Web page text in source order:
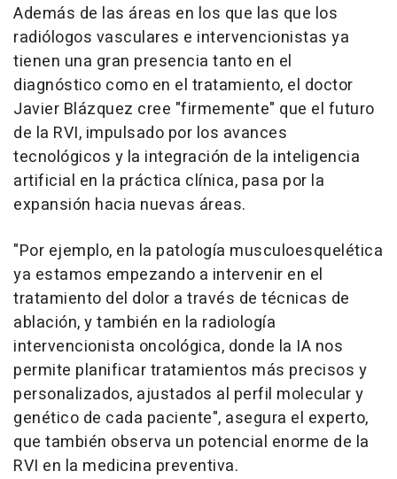
Además de las áreas en los que las que los
radiólogos vasculares e intervencionistas ya
tienen una gran presencia tanto en el
diagnóstico como en el tratamiento, el doctor
Javier Blázquez cree "firmemente" que el futuro
de la RVI, impulsado por los avances
tecnológicos y la integración de la inteligencia
artificial en la práctica clínica, pasa por la
expansión hacia nuevas áreas.
"Por ejemplo, en la patología musculoesquelética
ya estamos empezando a intervenir en el
tratamiento del dolor a través de técnicas de
ablación, y también en la radiología
intervencionista oncológica, donde la IA nos
permite planificar tratamientos más precisos y
personalizados, ajustados al perfil molecular y
genético de cada paciente", asegura el experto,
que también observa un potencial enorme de la
RVI en la medicina preventiva.